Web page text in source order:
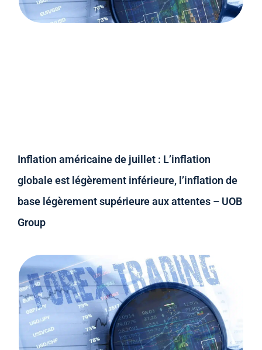
Inflation américaine de juillet : L’inflation
globale est légèrement inférieure, l’inflation de
base légèrement supérieure aux attentes – UOB
Group